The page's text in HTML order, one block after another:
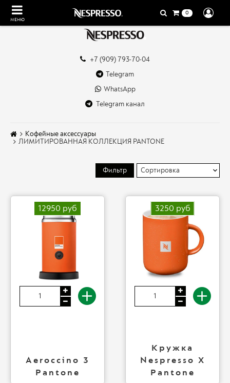
МЕНЮ
0
+7 (909) 793-70-04
Telegram
WhatsApp
Telegram канал
Кофейные аксессуары
ЛИМИТИРОВАННАЯ КОЛЛЕКЦИЯ PANTONE
Фильтр
12950 руб
Aeroccino 3
Pantone
3250 руб
Кружка
Nespresso X
Pantone